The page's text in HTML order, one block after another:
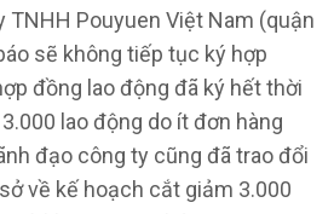
TNHH Pouyuen Việt Nam (quận
sẽ không tiếp tục ký hợp
đồng lao động đã ký hết thời
lao động do ít đơn hàng
đạo công ty cũng đã trao đổi
về kế hoạch cắt giảm 3.000